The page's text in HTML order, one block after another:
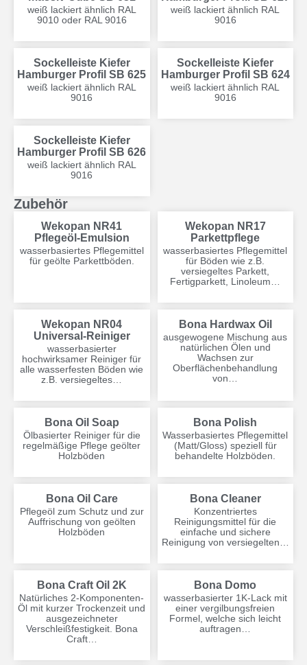
weiß lackiert ähnlich RAL
9010 oder RAL 9016
weiß lackiert ähnlich RAL
9016
Sockelleiste Kiefer
Hamburger Profil SB 625
weiß lackiert ähnlich RAL
9016
Sockelleiste Kiefer
Hamburger Profil SB 624
weiß lackiert ähnlich RAL
9016
Sockelleiste Kiefer
Hamburger Profil SB 626
weiß lackiert ähnlich RAL
9016
Zubehör
Wekopan NR41
Pflegeöl-Emulsion
wasserbasiertes Pflegemittel
für geölte Parkettböden.
Wekopan NR17
Parkettpflege
wasserbasiertes Pflegemittel
für Böden wie z.B.
versiegeltes Parkett,
Fertigparkett, Linoleum…
Wekopan NR04
Universal-Reiniger
wasserbasierter
hochwirksamer Reiniger für
alle wasserfesten Böden wie
z.B. versiegeltes…
Bona Hardwax Oil
ausgewogene Mischung aus
natürlichen Ölen und
Wachsen zur
Oberflächenbehandlung
von…
Bona Oil Soap
Ölbasierter Reiniger für die
regelmäßige Pflege geölter
Holzböden
Bona Polish
Wasserbasiertes Pflegemittel
(Matt/Gloss) speziell für
behandelte Holzböden.
Bona Oil Care
Pflegeöl zum Schutz und zur
Auffrischung von geölten
Holzböden
Bona Cleaner
Konzentriertes
Reinigungsmittel für die
einfache und sichere
Reinigung von versiegelten…
Bona Craft Oil 2K
Natürliches 2-Komponenten-
Öl mit kurzer Trockenzeit und
ausgezeichneter
Verschleißfestigkeit. Bona
Craft…
Bona Domo
wasserbasierter 1K-Lack mit
einer vergilbungsfreien
Formel, welche sich leicht
auftragen…